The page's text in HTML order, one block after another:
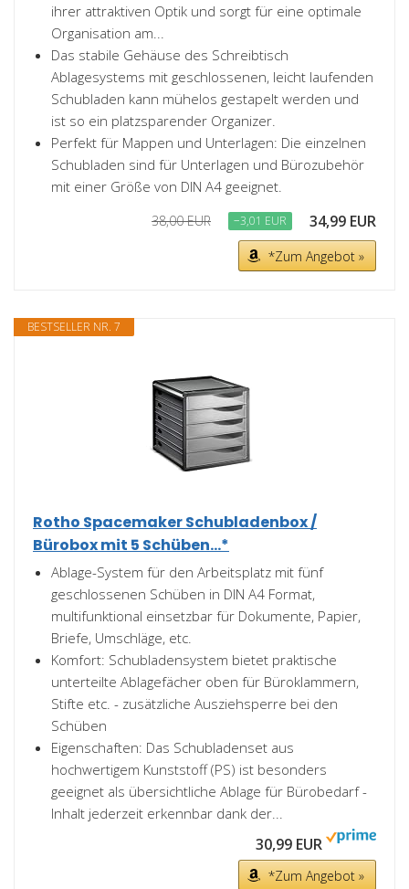
ihrer attraktiven Optik und sorgt für eine optimale
Organisation am...
Das stabile Gehäuse des Schreibtisch
Ablagesystems mit geschlossenen, leicht laufenden
Schubladen kann mühelos gestapelt werden und
ist so ein platzsparender Organizer.
Perfekt für Mappen und Unterlagen: Die einzelnen
Schubladen sind für Unterlagen und Bürozubehör
mit einer Größe von DIN A4 geeignet.
38,00 EUR −3,01 EUR 34,99 EUR
*Zum Angebot »
BESTSELLER NR. 7
Rotho Spacemaker Schubladenbox /
Bürobox mit 5 Schüben...*
Ablage-System für den Arbeitsplatz mit fünf
geschlossenen Schüben in DIN A4 Format,
multifunktional einsetzbar für Dokumente, Papier,
Briefe, Umschläge, etc.
Komfort: Schubladensystem bietet praktische
unterteilte Ablagefächer oben für Büroklammern,
Stifte etc. - zusätzliche Ausziehsperre bei den
Schüben
Eigenschaften: Das Schubladenset aus
hochwertigem Kunststoff (PS) ist besonders
geeignet als übersichtliche Ablage für Bürobedarf -
Inhalt jederzeit erkennbar dank der...
30,99 EUR
*Zum Angebot »